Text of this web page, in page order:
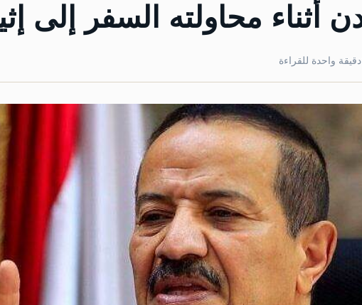
محاولته السفر إلى
دقيقة واحدة للقراءة